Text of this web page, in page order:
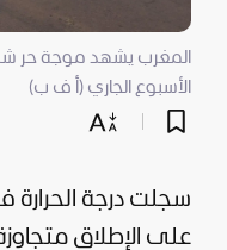
المغرب يشهد موجة حر
الأسبوع الجاري (أ ف ب)
سجلت درجة